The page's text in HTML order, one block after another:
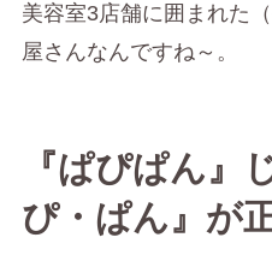
美容室3店舗に囲まれた（
屋さんなんですね～。
『ぱぴぱん』
ぴ・ぱん』が